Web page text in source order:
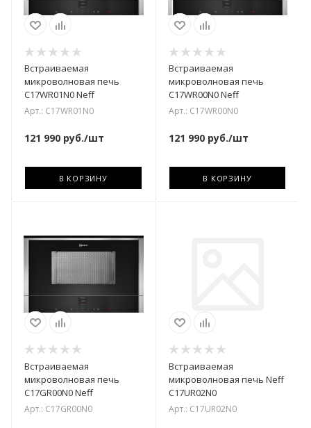
Встраиваемая
микроволновая печь
C17WR01N0 Neff
Арт.: C17WR01N0
121 990 руб./шт
В КОРЗИНУ
Встраиваемая
микроволновая печь
C17WR00N0 Neff
Арт.: C17WR00N0
121 990руб./шт
В КОРЗИНУ
Встраиваемая
микроволновая печь
C17GR00N0 Neff
Арт.: C17GR00N0
Встраиваемая
микроволновая печь Neff
C17UR02N0
Арт.: C17UR02N0